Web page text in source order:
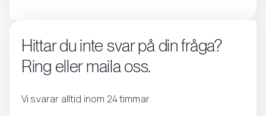
Hittar du inte svar på din fråga?
Ring eller maila oss.
Vi svarar alltid inom 24 timmar.